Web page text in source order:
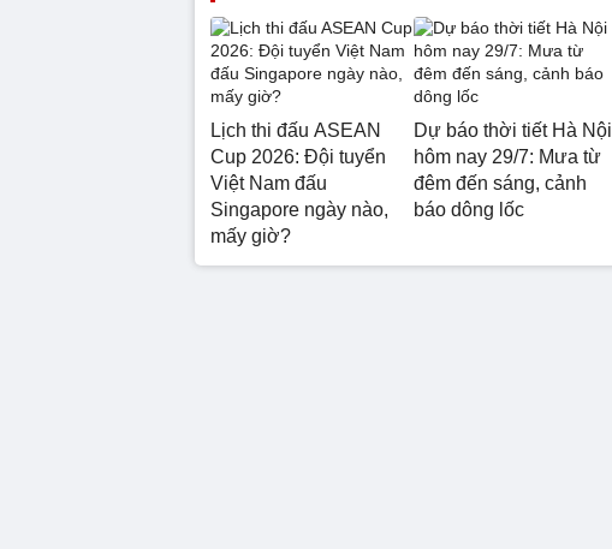
Lịch thi đấu ASEAN
Cup 2026: Đội tuyển
Việt Nam đấu
Singapore ngày nào,
mấy giờ?
Dự báo thời tiết Hà Nội
hôm nay 29/7: Mưa từ
đêm đến sáng, cảnh
báo dông lốc